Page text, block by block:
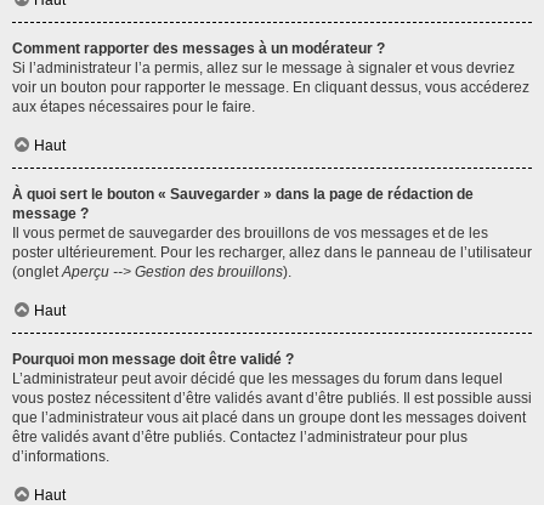
Comment rapporter des messages à un modérateur ?
Si l’administrateur l’a permis, allez sur le message à signaler et vous devriez
voir un bouton pour rapporter le message. En cliquant dessus, vous accéderez
aux étapes nécessaires pour le faire.
Haut
À quoi sert le bouton « Sauvegarder » dans la page de rédaction de
message ?
Il vous permet de sauvegarder des brouillons de vos messages et de les
poster ultérieurement. Pour les recharger, allez dans le panneau de l’utilisateur
(ongletAperçu --> Gestion des brouillons).
Haut
Pourquoi mon message doit être validé ?
L’administrateur peut avoir décidé que les messages du forum dans lequel
vous postez nécessitent d’être validés avant d’être publiés. Il est possible aussi
que l’administrateur vous ait placé dans un groupe dont les messages doivent
être validés avant d’être publiés. Contactez l’administrateur pour plus
d’informations.
Haut